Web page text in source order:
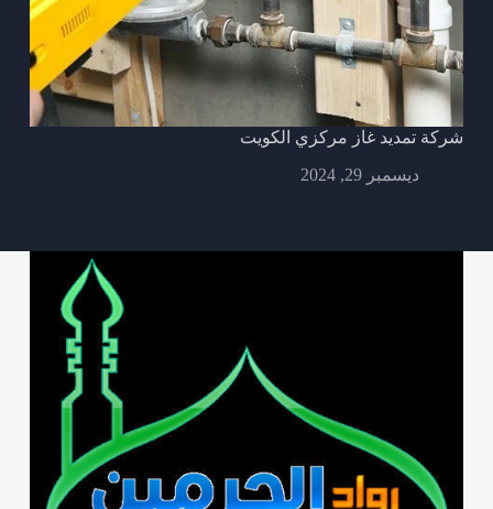
شركة تمديد غاز مركزي الكويت
ديسمبر 29, 2024